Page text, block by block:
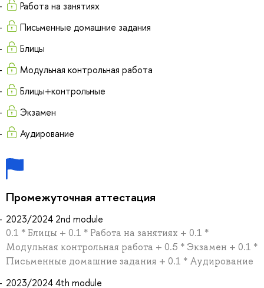
Работа на занятиях
Письменные домашние задания
Блицы
Модульная контрольная работа
Блицы+контрольные
Экзамен
Аудирование
Промежуточная аттестация
2023/2024 2nd module
0.1 * Блицы + 0.1 * Работа на занятиях + 0.1 *
Модульная контрольная работа + 0.5 * Экзамен + 0.1 *
Письменные домашние задания + 0.1 * Аудирование
2023/2024 4th module